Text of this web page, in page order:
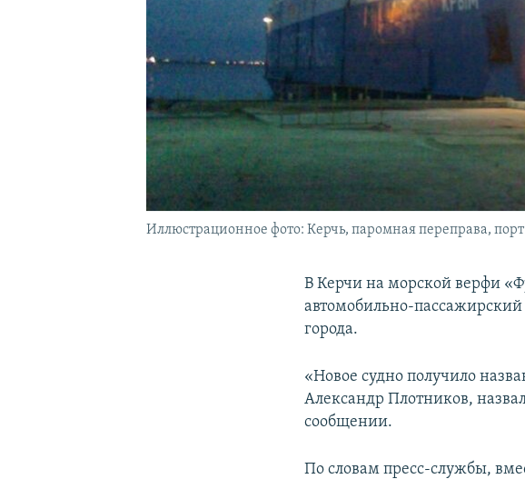
Иллюстрационное фото: Керчь, паромная переправа,
В Керчи на морской верфи
автомобильно-
города.
«Новое судно получило
Александр Плотников,
сообщении.
По словам пресс-службы,